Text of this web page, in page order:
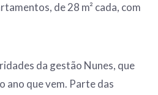
de 28 m² cada, com
da gestão Nunes, que
ano que vem. Parte das